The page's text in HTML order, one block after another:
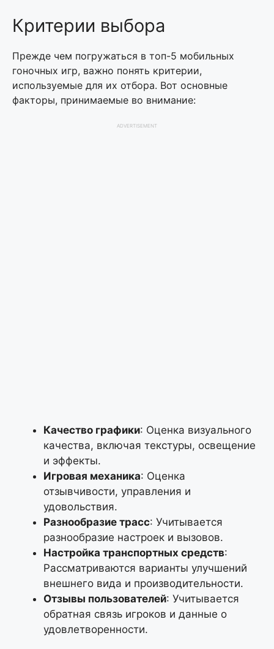
Критерии выбора
Прежде чем погружаться в топ-5 мобильных
гоночных игр, важно понять критерии,
используемые для их отбора. Вот основные
факторы, принимаемые во внимание:
ADVERTISEMENT
Качество графики: Оценка визуального
качества, включая текстуры, освещение
и эффекты.
Игровая механика: Оценка
отзывчивости, управления и
удовольствия.
Разнообразие трасс: Учитывается
разнообразие настроек и вызовов.
Настройка транспортных средств:
Рассматриваются варианты улучшений
внешнего вида и производительности.
Отзывы пользователей: Учитывается
обратная связь игроков и данные о
удовлетворенности.